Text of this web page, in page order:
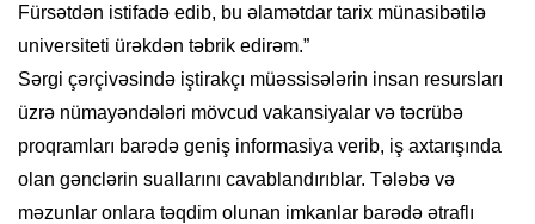
Fürsətdən istifadə edib, bu əlamətdar tarix münasibətilə
universiteti ürəkdən təbrik edirəm.”
Sərgi çərçivəsində iştirakçı müəssisələrin insan resursları
üzrə nümayəndələri mövcud vakansiyalar və təcrübə
proqramları barədə geniş informasiya verib, iş axtarışında
olan gənclərin suallarını cavablandırıblar. Tələbə və
məzunlar onlara təqdim olunan imkanlar barədə ətraflı